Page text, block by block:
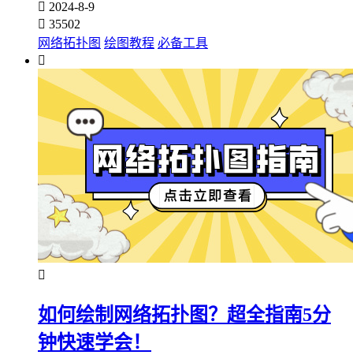
 2024-8-9
 35502
网络拓扑图 绘图教程 必备工具


如何绘制网络拓扑图？超全指南5分
钟快速学会！